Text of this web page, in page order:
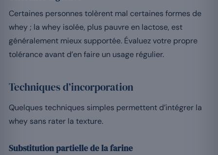
Certaines personnes tolèrent mal certaines formes de
whey ; la whey isolée, plus pauvre en lactose, est
généralement mieux supportée. Évaluez votre propre
tolérance avant d’en faire un usage régulier.
Techniques d’incorporation
Quelques techniques simples permettent d’intégrer la
whey sans rater la texture.
Substitution partielle de la farine